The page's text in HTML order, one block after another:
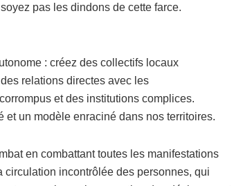
pas les dindons de cette farce.
: créez des collectifs locaux
relations directes avec les
et des institutions complices.
et un modèle enraciné dans nos territoires.
en combattant toutes les manifestations
incontrôlée des personnes, qui